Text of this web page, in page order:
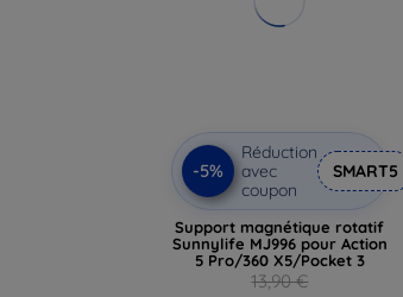
-5%
Réduction
avec
coupon
SMART5
Support magnétique rotatif
Sunnylife MJ996 pour Action
5 Pro/360 X5/Pocket 3
13,90 €